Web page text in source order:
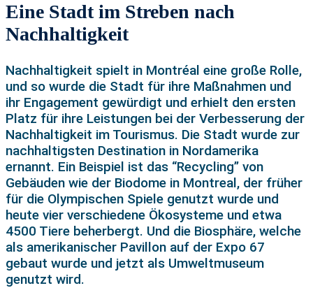
Eine Stadt im Streben nach
Nachhaltigkeit
Nachhaltigkeit spielt in Montréal eine große Rolle,
und so wurde die Stadt für ihre Maßnahmen und
ihr Engagement gewürdigt und erhielt den ersten
Platz für ihre Leistungen bei der Verbesserung der
Nachhaltigkeit im Tourismus. Die Stadt wurde zur
nachhaltigsten Destination in Nordamerika
ernannt. Ein Beispiel ist das “Recycling” von
Gebäuden wie der Biodome in Montreal, der früher
für die Olympischen Spiele genutzt wurde und
heute vier verschiedene Ökosysteme und etwa
4500 Tiere beherbergt. Und die Biosphäre, welche
als amerikanischer Pavillon auf der Expo 67
gebaut wurde und jetzt als Umweltmuseum
genutzt wird.